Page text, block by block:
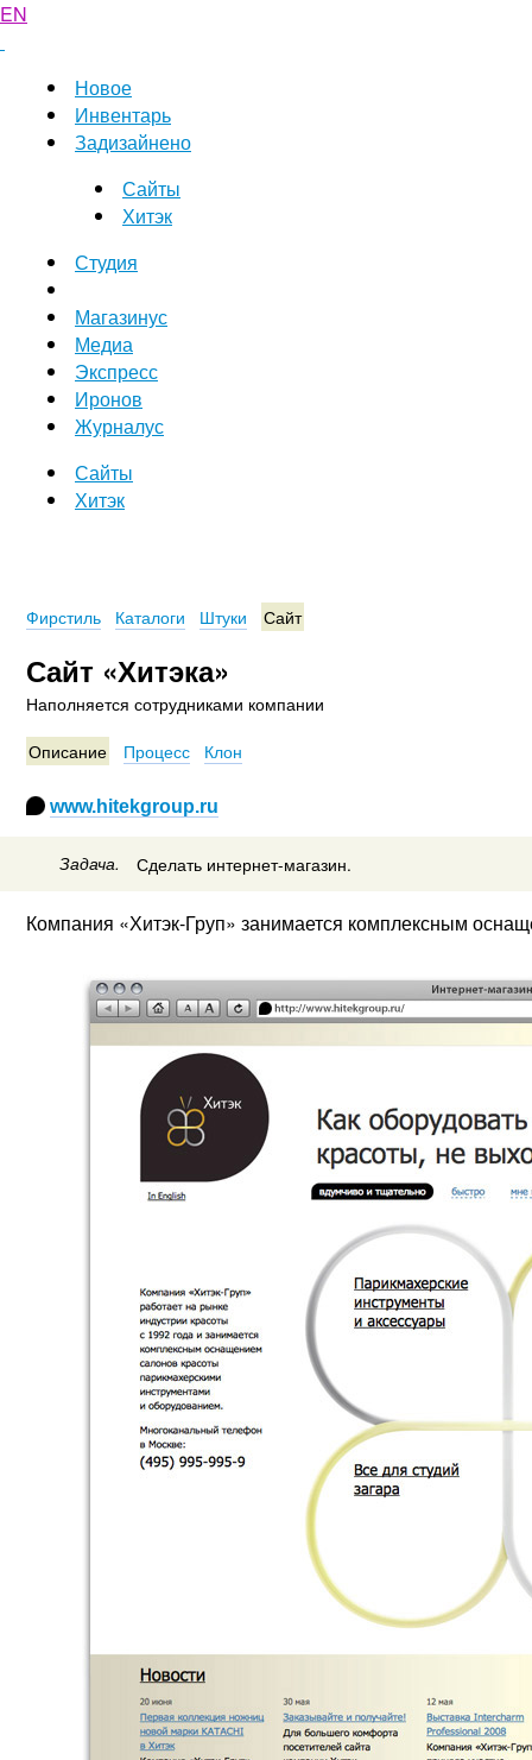
EN
Новое
Инвентарь
Задизайнено
Сайты
Хитэк
Студия
Магазинус
Медиа
Экспресс
Иронов
Журналус
Сайты
Хитэк
Фирстиль Каталоги Штуки Сайт
Сайт «Хитэка»
Наполняется сотрудниками компании
Описание
Процесс Клон
www.hitekgroup.ru
Задача. Сделать интернет-магазин.
Компания «Хитэк-Груп» занимается комплексным